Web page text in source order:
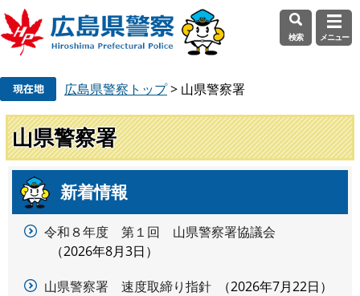
の
先
頭
ー
を
飛
検索 メニュー
広島県警察トップ> 山県警察署
山県警察署
本
文
新着情報
令和８年度 第１回 山県警察署協議会
2026年8月3日
山県警察署 速度取締り指針
2026年7月22日